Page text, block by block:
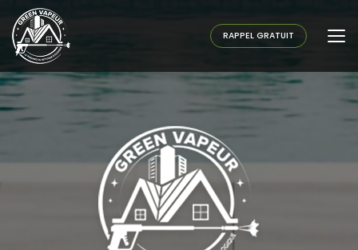
au
contenu
principal
RAPPEL GRATUIT